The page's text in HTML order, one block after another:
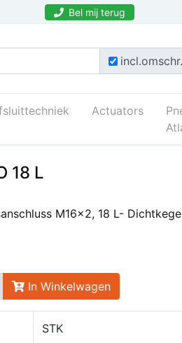
Bel mij terug
incl.omschr.
Actuators
18 L
M16x2, 18 L-
In Winkelwagen
STK